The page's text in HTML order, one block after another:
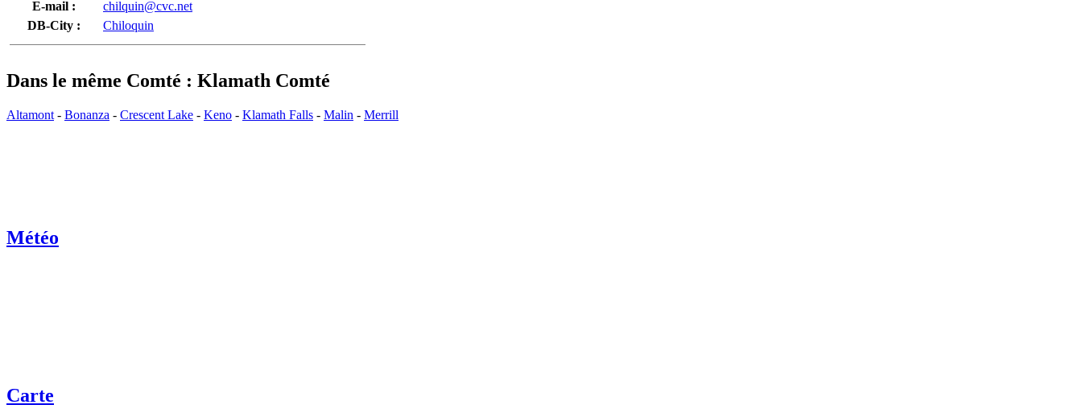
E-mail :
chilquin@cvc.net
DB-City :
Chiloquin
Dans le même Comté : Klamath Comté
Altamont - Bonanza - Crescent Lake - Keno - Klamath Falls - Malin - Merrill
Météo
Carte